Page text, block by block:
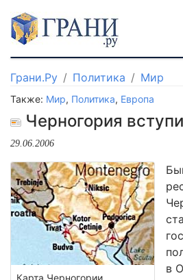
Грани.Ру Политика Мир
Также: Мир, Политика, Европа
Черногория
29.06.2006
Карта Черногории.
в